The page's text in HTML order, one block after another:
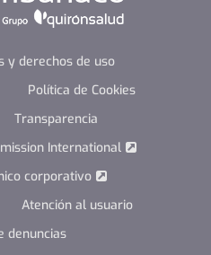
y derechos de uso
Política de Cookies
Transparencia
International
corporativo
Atención al usuario
denuncias